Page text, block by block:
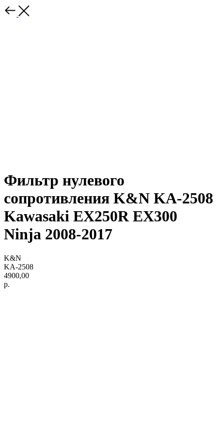
Фильтр нулевого
сопротивления K&N KA-2508
Kawasaki EX250R EX300
Ninja 2008-2017
K&N
KA-2508
4900,00
р.